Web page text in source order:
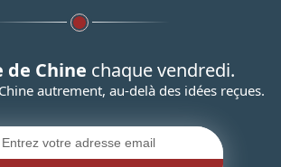
de Chine chaque vendredi.
autrement, au-delà des idées reçues.